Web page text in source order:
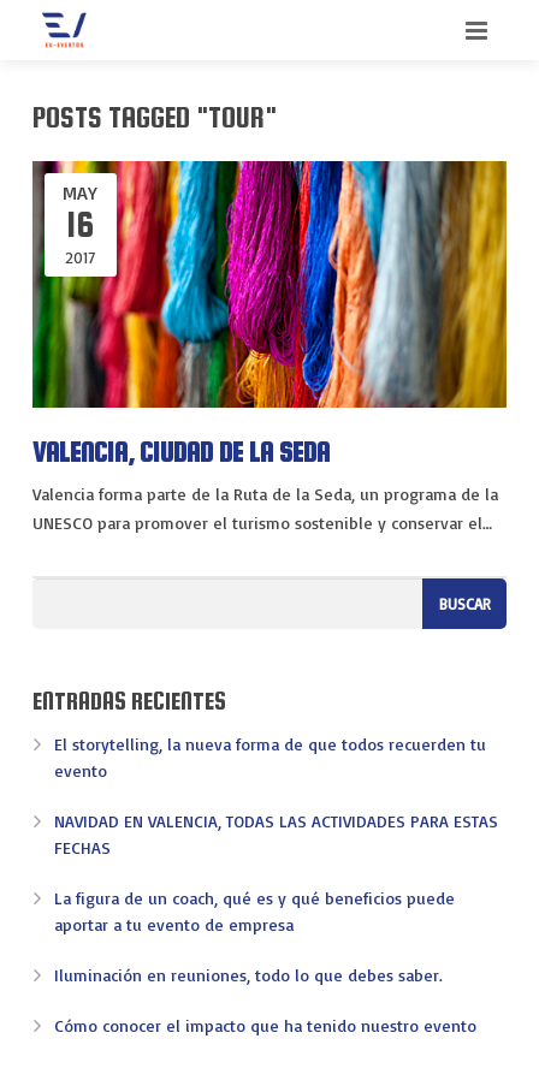
SERVICIOS
CONGRESOS
CONVENCIONES
INCENTIVOS
MERCHANDISING
QUIENES SOMOS
CONTACTO
BLOG
POSTS TAGGED "TOUR"
VALENCIA, CIUDAD DE LA SEDA
MAY
16
2017
Valencia forma parte de la Ruta de la Seda, un programa de la
UNESCO para promover el turismo sostenible y conservar el…
ENTRADAS RECIENTES
El storytelling, la nueva forma de que todos recuerden tu
evento
NAVIDAD EN VALENCIA, TODAS LAS ACTIVIDADES PARA ESTAS
FECHAS
La figura de un coach, qué es y qué beneficios puede
aportar a tu evento de empresa
Iluminación en reuniones, todo lo que debes saber.
Cómo conocer el impacto que ha tenido nuestro evento